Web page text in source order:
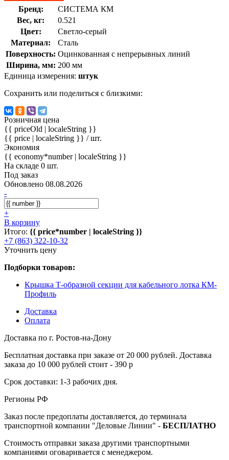
Бренд:
СИСТЕМА КМ
Вес, кг:
0.521
Цвет:
Светло-серый
Материал:
Сталь
Поверхность: Оцинкованная с непрерывных линий
Ширина, мм: 200 мм
Единица измерения: штук
Сохранить или поделиться с близкими:
Розничная цена
{{ priceOld | localeString }}
{{ price | localeString }} / шт.
Экономия
{{ economy*number | localeString }}
На складе 0 шт.
Под заказ
Обновлено 08.08.2026
-
+
В корзину
Итого: {{ price*number | localeString }}
+7 (863) 322-10-32
Уточнить цену
Подборки товаров:
Крышка Т-образной секции для кабельного лотка КМ-
Профиль
Доставка
Оплата
Доставка по г. Ростов-на-Дону
Бесплатная доставка при заказе от 20 000 рублей. Доставка
заказа до 10 000 рублей стоит - 390 р
Срок доставки: 1-3 рабочих дня.
Регионы РФ
Заказ после предоплаты доставляется, до терминала
транспортной компании "Деловые Линии" - БЕСПЛАТНО
Стоимость отправки заказа другими транспортными
компаниями оговаривается с менеджером.